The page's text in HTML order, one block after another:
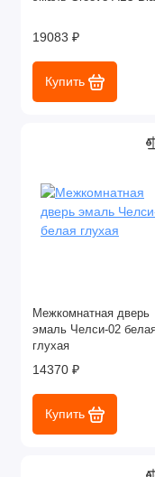
19083 ₽
Купить
Межкомнатная дверь
эмаль Челси-02
глухая
14370 ₽
Купить